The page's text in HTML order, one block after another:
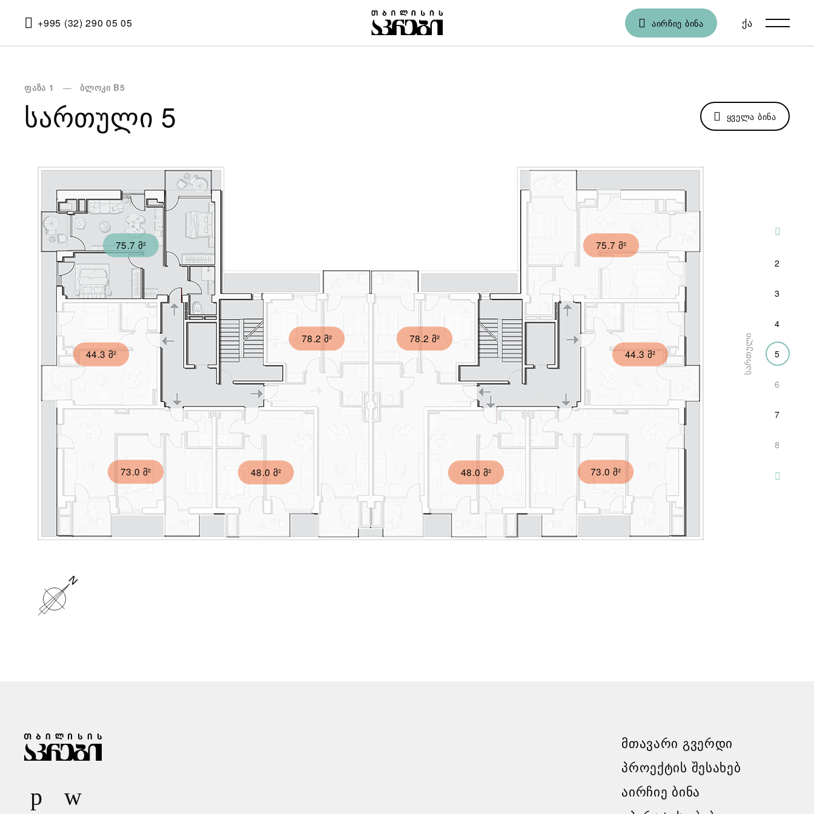
+995 (32) 290 05 05 ᲐᲘᲠᲩᲘᲔ ᲑᲘᲜᲐ ქა En
ფაზა 1 ბლოკი B5
ᲡᲐᲠᲗᲣᲚᲘ 5 ᲧᲕᲔᲚᲐ ᲑᲘᲜᲐ
75.7 მ²
44.3 მ²
73.0 მ²
48.0 მ²
78.2 მ²
78.2 მ²
48.0 მ²
73.0 მ²
44.3 მ²
75.7 მ²
ᲡᲐᲠᲗᲣᲚᲘ
1
2
3
4
5
6
7
8
Ა
Რ
Ი
ᲛᲗᲐᲕᲐᲠᲘ ᲒᲕᲔᲠᲓᲘ
ᲞᲠᲝᲔᲥᲢᲘᲡ ᲨᲔᲡᲐᲮᲔᲑ
ᲐᲘᲠᲩᲘᲔ ᲑᲘᲜᲐ